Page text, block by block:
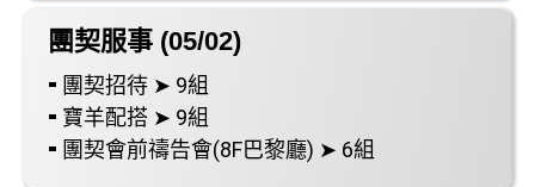
團契服事 (05/02)
⁃ 團契招待 ➤ 9組
⁃ 寶羊配搭 ➤ 9組
⁃ 團契會前禱告會(8F巴黎廳) ➤ 6組